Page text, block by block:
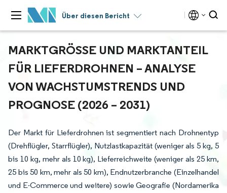
Über diesen Bericht
MARKTGRÖSSE UND MARKTANTEIL F
ÜR LIEFERDROHNEN – ANALYSE V
ON WACHSTUMSTRENDS UND P
ROGNOSE (2026 – 2031)
Der Markt für Lieferdrohnen ist segmentiert nach Drohnentyp
(Drehflügler, Starrflügler), Nutzlastkapazität (weniger als 5 kg, 5
bis 10 kg, mehr als 10 kg), Lieferreichweite (weniger als 25 km,
25 bis 50 km, mehr als 50 km), Endnutzerbranche (Einzelhandel
und E-Commerce und weitere) sowie Geografie (Nordamerika